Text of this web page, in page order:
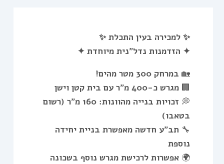
✨ למכירה בעין התכלת ✨
✦ הזדמנות נדל”נית מיוחדת ✦
🏡 במרחק 300 מטר מהים!
🏢מגרש כ-400 מ”ר עם בית קטן וישן
💭
זכויות בנייה מהוונות: 160 מ”ר (רשום
בטאבו)
🔧 תב”ע חדשה מאפשרת בניית יחידה
נוספת
🌍אפשרות לרכישת מגרש נוסף בשכונה